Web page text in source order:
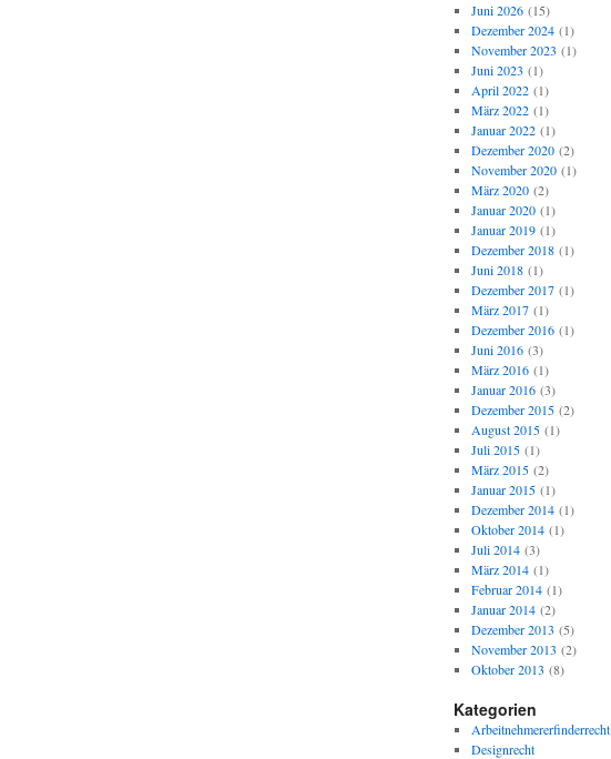
Juni 2026(15)
Dezember 2024(1)
November 2023 (1)
Juni 2023 (1)
April 2022(1)
März 2022(1)
Januar 2022(1)
Dezember 2020(2)
November 2020(1)
März 2020(2)
Januar 2020(1)
Januar 2019(1)
Dezember 2018(1)
Juni 2018(1)
Dezember 2017(1)
März 2017(1)
Dezember 2016(1)
Juni 2016(3)
März 2016(1)
Januar 2016(3)
Dezember 2015(2)
August 2015(1)
Juli 2015(1)
März 2015(2)
Januar 2015(1)
Dezember 2014(1)
Oktober 2014(1)
Juli 2014(3)
März 2014(1)
Februar 2014(1)
Januar 2014(2)
Dezember 2013 (5)
November 2013 (2)
Oktober 2013 (8)
Kategorien
Arbeitnehmererfinderrecht
Designrecht